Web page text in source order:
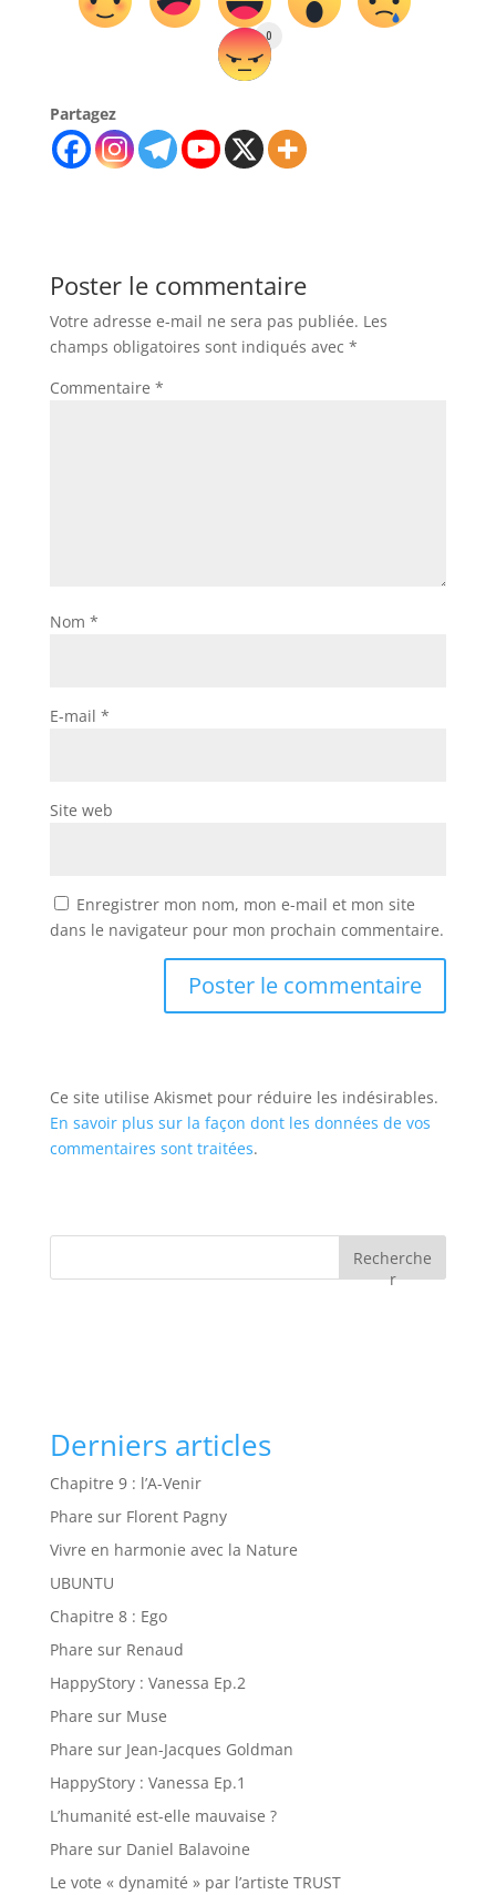
0
Partagez
Poster le commentaire
Votre adresse e-mail ne sera pas publiée. Les
champs obligatoires sont indiqués avec *
Commentaire *
Nom *
E-mail *
Site web
Enregistrer mon nom, mon e-mail et mon site
dans le navigateur pour mon prochain commentaire.
Ce site utilise Akismet pour réduire les indésirables.
En savoir plus sur la façon dont les données de vos
commentaires sont traitées.
Recherche
r
Derniers articles
Chapitre 9 : l’A-Venir
Phare sur Florent Pagny
Vivre en harmonie avec la Nature
UBUNTU
Chapitre 8 : Ego
Phare sur Renaud
HappyStory : Vanessa Ep.2
Phare sur Muse
Phare sur Jean-Jacques Goldman
HappyStory : Vanessa Ep.1
L’humanité est-elle mauvaise ?
Phare sur Daniel Balavoine
Le vote « dynamité » par l’artiste TRUST